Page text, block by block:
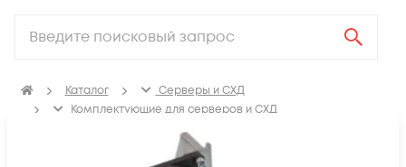
Каталог
Серверы и СХД
Комплектующие для серверов и СХД